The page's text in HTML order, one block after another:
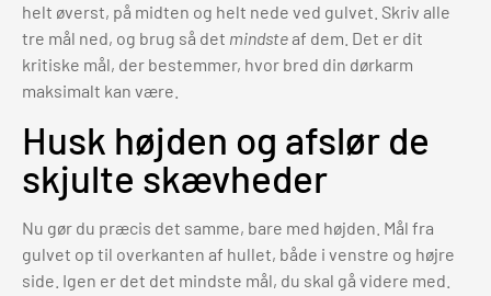
helt øverst, på midten og helt nede ved gulvet. Skriv alle
tre mål ned, og brug så det mindsteaf dem. Det er dit
kritiske mål, der bestemmer, hvor bred din dørkarm
maksimalt kan være.
Husk højden og afslør de
skjulte skævheder
Nu gør du præcis det samme, bare med højden. Mål fra
gulvet op til overkanten af hullet, både i venstre og højre
side. Igen er det det mindste mål, du skal gå videre med.